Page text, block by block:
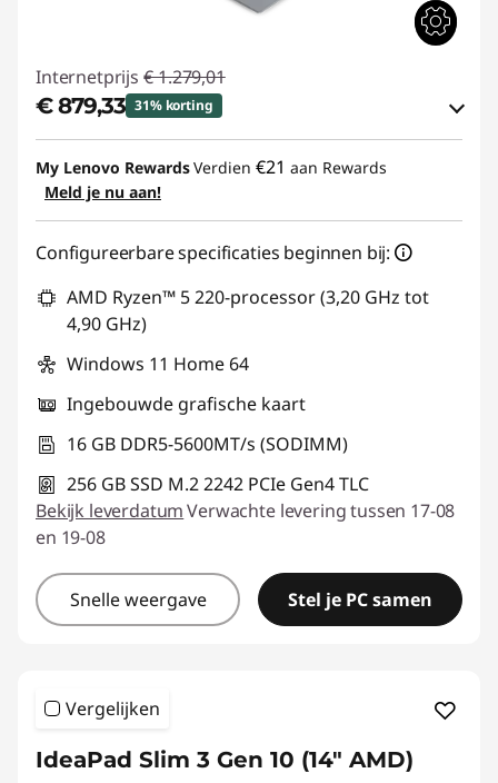
Internetprijs € 1.279,01
€ 879,33 31% korting
eCoupon-besparingen :-€ 399,68
eCoupon gebruiken :
My Lenovo RewardsVerdien €21 aan Rewards
Meld je nu aan!
Configureerbare specificaties beginnen bij:
AMD Ryzen™ 5 220-processor (3,20 GHz tot
4,90 GHz)
Windows 11 Home 64
Ingebouwde grafische kaart
16 GB DDR5-5600MT/s (SODIMM)
256 GB SSD M.2 2242 PCIe Gen4 TLC
Bekijk leverdatumVerwachte levering tussen 17-08
en 19-08
Snelle weergave Stel je PC samen
Vergelijken
IdeaPad Slim 3 Gen 10 (14" AMD)